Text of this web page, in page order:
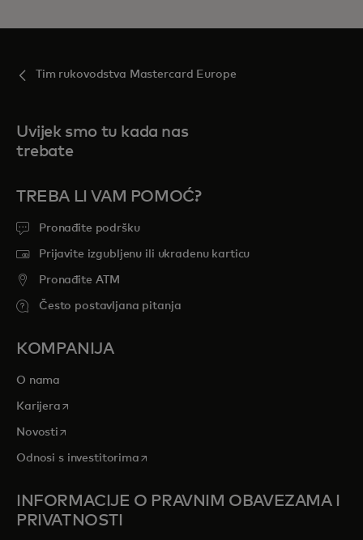
Tim rukovodstva Mastercard Europe
Uvijek smo tu kada nas
trebate
TREBA LI VAM POMOĆ?
Pronađite podršku
Prijavite izgubljenu ili ukradenu karticu
Pronađite ATM
Često postavljana pitanja
KOMPANIJA
O nama
Karijeraopens in a new tab
Novosti opens in a new tab
Odnosi s investitorimaopens in a new tab
INFORMACIJE O PRAVNIM OBAVEZAMA I
PRIVATNOSTI